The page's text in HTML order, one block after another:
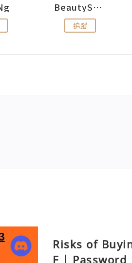
BeautySearch
追蹤
Risks of
F | Password